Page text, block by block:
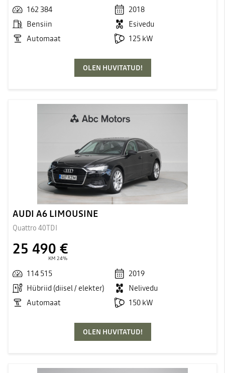
162 384
2018
Bensiin
Esivedu
Automaat
125 kW
OLEN HUVITATUD!
AUDI A6 LIMOUSINE
Quattro 40TDI
25 490 €
KM 24%
114 515
2019
Hübriid (diisel / elekter)
Nelivedu
Automaat
150 kW
OLEN HUVITATUD!